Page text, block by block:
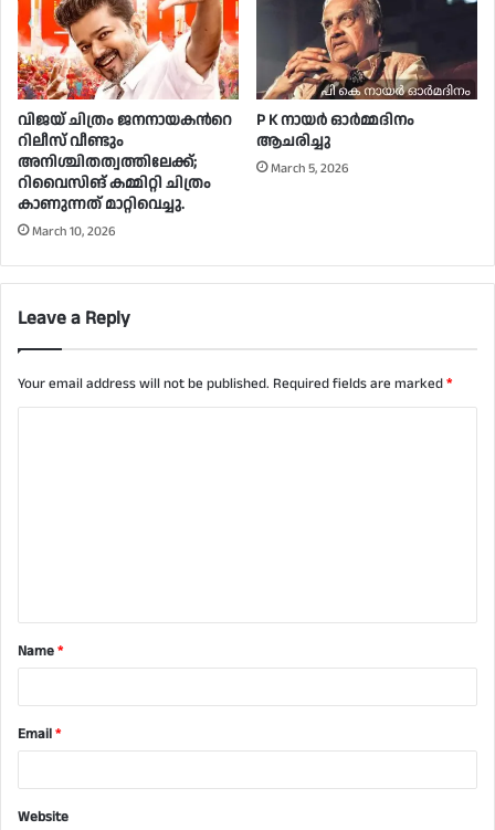
വിജയ് ചിത്രം ജനനായകന്‍റെ
റിലീസ് വീണ്ടും
അനിശ്ചിതത്വത്തിലേക്ക്;
റിവൈസിങ് കമ്മിറ്റി ചിത്രം
കാണുന്നത് മാറ്റിവെച്ചു.
March 10, 2026
P K നായർ ഓർമ്മദിനം
ആചരിച്ചു
March 5, 2026
Leave a Reply
Your email address will not be published. Required fields are marked*
t
*Name*
Email*
Website